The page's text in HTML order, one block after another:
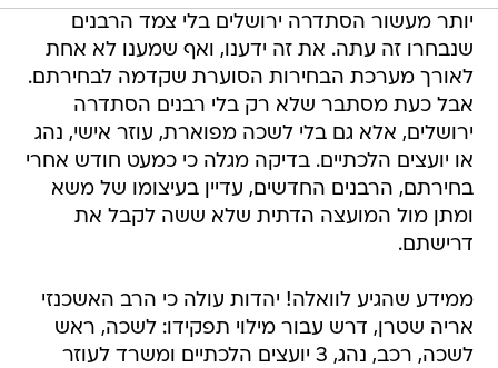
יותר מעשור הסתדרה ירושלים בלי צמד הרבנים
שנבחרו זה עתה. את זה ידענו, ואף שמענו לא אחת
לאורך מערכת הבחירות הסוערת שקדמה לבחירתם.
אבל כעת מסתבר שלא רק בלי רבנים הסתדרה
ירושלים, אלא גם בלי לשכה מפוארת, עוזר אישי, נהג
או יועצים הלכתיים. בדיקה מגלה כי כמעט חודש אחרי
בחירתם, הרבנים החדשים, עדיין בעיצומו של משא
ומתן מול המועצה הדתית שלא ששה לקבל את
דרישתם.
ממידע שהגיע לוואלה! יהדות עולה כי הרב האשכנזי
אריה שטרן, דרש עבור מילוי תפקידו: לשכה, ראש
לשכה, רכב, נהג, 3 יועצים הלכתיים ומשרד לעוזר